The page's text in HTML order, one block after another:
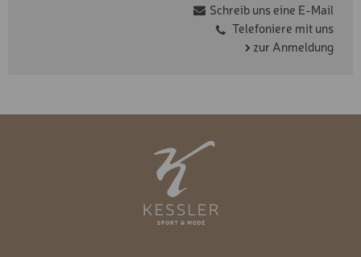
Schreib uns eine E-Mail
Telefoniere mit uns
zur Anmeldung